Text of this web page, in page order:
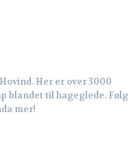
Her er over 3000
blandet til hageglede. Følg
mer!